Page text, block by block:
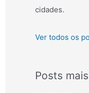
cidades.
Ver todos os
Posts